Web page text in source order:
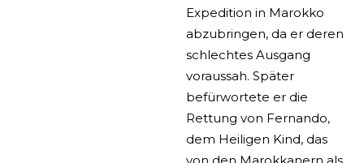
Expedition in Marokko
abzubringen, da er deren
schlechtes Ausgang
voraussah. Später
befürwortete er die
Rettung von Fernando,
dem Heiligen Kind, das